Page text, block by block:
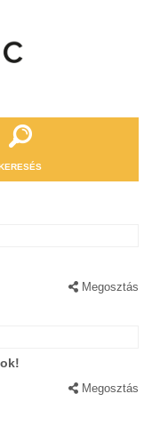
Megosztás
Megosztás